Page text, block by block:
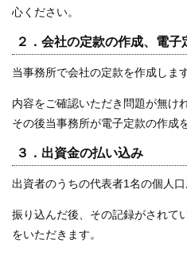
心ください。
２．会社の定款の作成、電子
当事務所で会社の定款を作成します
内容をご確認いただき問題が無け
その後当事務所が電子定款の作成
３．出資金の払い込み
出資者のうちの代表者1名の個人
振り込んだ後、その記録がされて
をいただきます。